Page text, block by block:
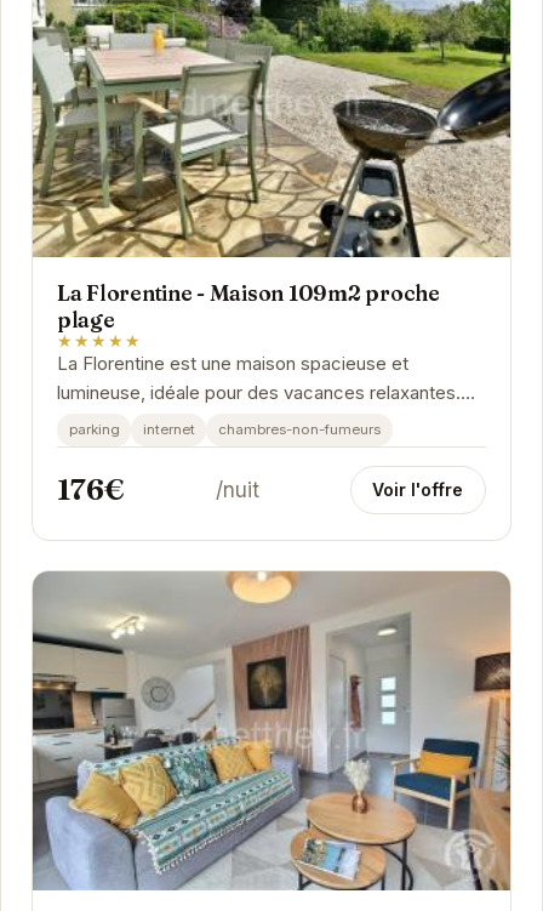
La Florentine - Maison 109m2 proche
plage
★★★★★
La Florentine est une maison spacieuse et
lumineuse, idéale pour des vacances relaxantes.
Proche de la plage, elle offre un accès facile aux...
parking internet chambres-non-fumeurs
176€ /nuit Voir l'offre